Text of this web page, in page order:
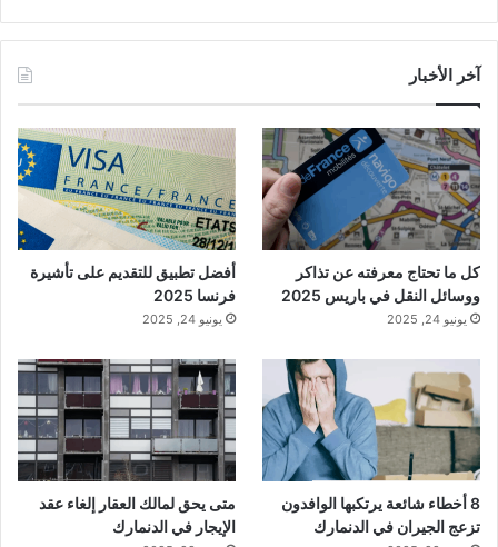
آخر الأخبار
كل ما تحتاج معرفته عن تذاكر
ووسائل النقل في باريس 2025
يونيو 24, 2025
أفضل تطبيق للتقديم على تأشيرة
فرنسا 2025
يونيو 24, 2025
8 أخطاء شائعة يرتكبها الوافدون
تزعج الجيران في الدنمارك
متى يحق لمالك العقار إلغاء عقد
الإيجار في الدنمارك